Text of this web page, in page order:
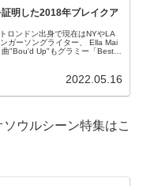
明した2018年ブレイクア
ロンドン出身で現在はNYやLA
ガーソングライター、 Ella Mai
曲"Bou'd Up"もグラミー「Best
2022.05.16
ウルシーン特集はこ